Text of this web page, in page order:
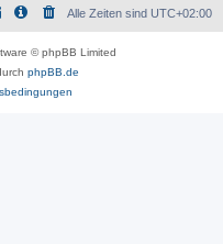
Alle Zeiten sind UTC+02:00
© phpBB Limited
phpBB.de